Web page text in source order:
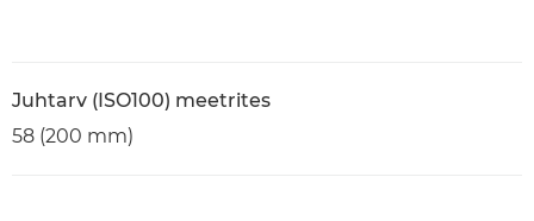
Juhtarv (ISO100) meetrites
58 (200 mm)